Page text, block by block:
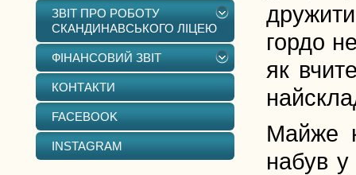
ЗВІТ ПРО РОБОТУ
СКАНДИНАВСЬКОГО ЛІЦЕЮ
ФІНАНСОВИЙ ЗВІТ
КОНТАКТИ
FACEBOOK
INSTAGRAM
гордо
як
Майже
набув у